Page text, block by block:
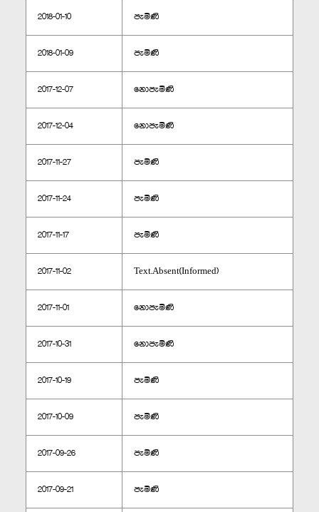
2018-01-10 පැමිණි
2018-01-09 පැමිණි
2017-12-07 නොපැමිණි
2017-12-04 නොපැමිණි
2017-11-27 පැමිණි
2017-11-24 පැමිණි
2017-11-17 පැමිණි
2017-11-02 Text.Absent(Informed)
2017-11-01 නොපැමිණි
2017-10-31 නොපැමිණි
2017-10-19 පැමිණි
2017-10-09 පැමිණි
2017-09-26 පැමිණි
2017-09-21 පැමිණි